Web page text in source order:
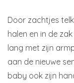
Door zachtjes
halen en in de
lang met zijn
aan de nieuwe
baby ook zijn